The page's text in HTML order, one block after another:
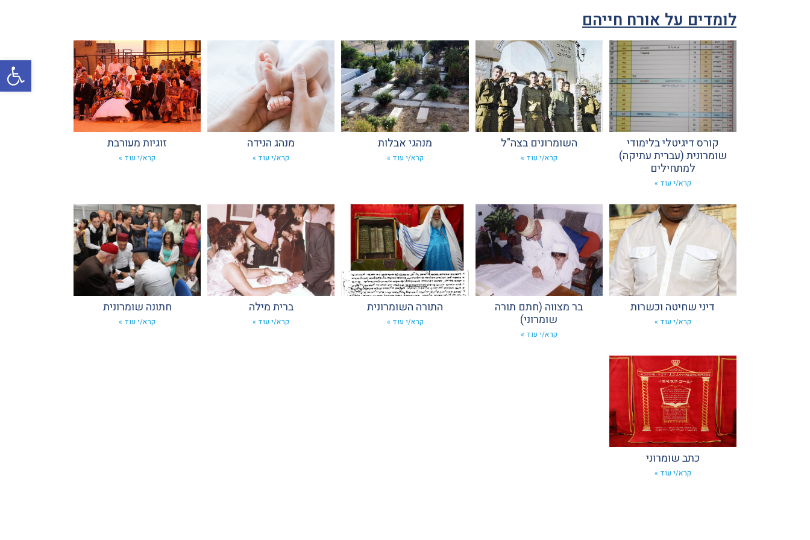
לומדים על אורח חייהם
קורס דיגיטלי בלימודי
שומרונית (עברית עתיקה)
למתחילים
קרא/י עוד »
השומרונים בצה"ל
קרא/י עוד »
מנהגי אבלות
קרא/י עוד »
מנהג הנידה
קרא/י עוד »
זוגיות מעורבת
קרא/י עוד »
דיני שחיטה וכשרות
קרא/י עוד »
בר מצווה (חתם תורה
שומרוני)
קרא/י עוד »
התורה השומרונית
קרא/י עוד »
ברית מילה
קרא/י עוד »
חתונה שומרונית
קרא/י עוד »
כתב שומרוני
קרא/י עוד »